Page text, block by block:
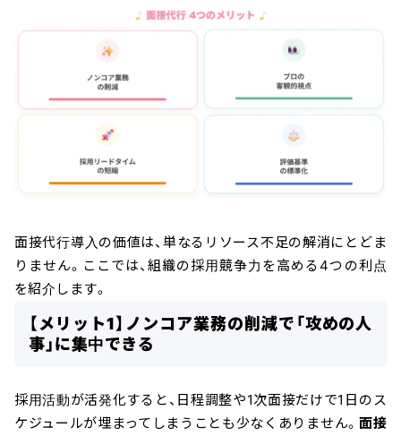
面接代行導入の価値は、単なるリソース不足の解消にとどま
りません。ここでは、組織の採用競争力を高める4つの利点
を紹介します。
【メリット1】ノンコア業務の削減で「攻めの人
事」に集中できる
採用活動が活発化すると、日程調整や1次面接だけで1日のス
ケジュールが埋まってしまうことも少なくありません。 面接